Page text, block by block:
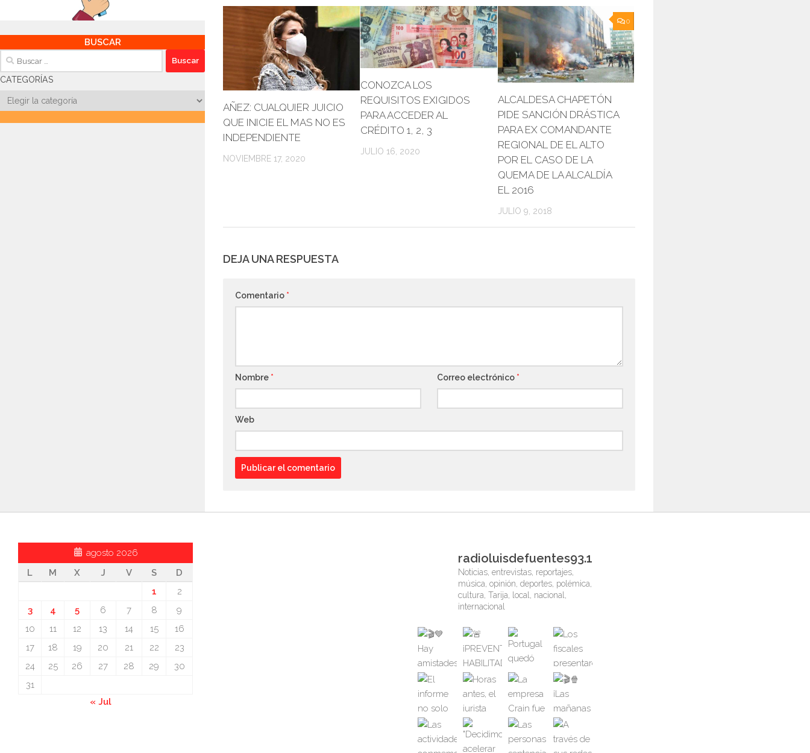
AÑEZ: CUALQUIER JUICIO
QUE INICIE EL MAS NO ES
INDEPENDIENTE
NOVIEMBRE 17, 2020
CONOZCA LOS
REQUISITOS EXIGIDOS
PARA ACCEDER AL
CRÉDITO 1, 2, 3
JULIO 16, 2020
0
ALCALDESA CHAPETÓN
PIDE SANCIÓN DRÁSTICA
PARA EX COMANDANTE
REGIONAL DE EL ALTO
POR EL CASO DE LA
QUEMA DE LA ALCALDÍA
EL 2016
JULIO 9, 2018
DEJA UNA RESPUESTA
Comentario *
Nombre * Correo electrónico *
Web
BUSCAR
Buscar:
CATEGORÍAS
Categorías
agosto 2026
L
M X J V S
D
1
2
3
4 5 6 7 8
9
10
11 12 13 14 15
16
17
18 19 20 21 22
23
24
25 26 27 28 29
30
31
« Jul
radioluisdefuentes93.1
Noticias, entrevistas, reportajes,
música, opinión, deportes, polémica,
cultura, Tarija, local, nacional,
internacional